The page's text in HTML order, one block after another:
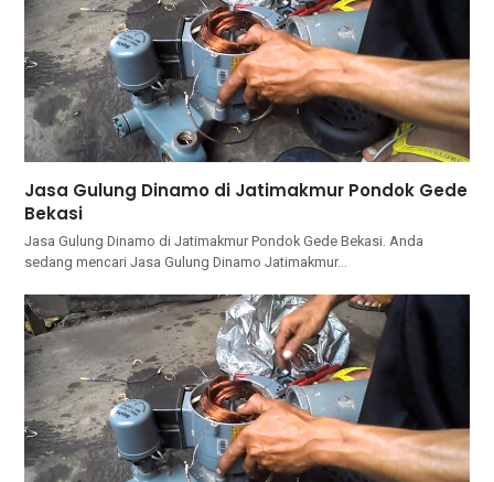
Jasa Gulung Dinamo di Jatimakmur Pondok Gede
Bekasi
Jasa Gulung Dinamo di Jatimakmur Pondok Gede Bekasi. Andа
ѕеdаng mencari Jasa Gulung Dinamo Jatimakmur…